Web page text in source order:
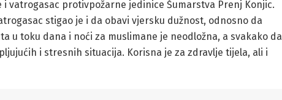
i vatrogasac protivpožarne jedinice Šumarstva Prenj Konjic.
stigao je i da obavi vjersku dužnost, odnosno da
u toku dana i noći za muslimane je neodložna, a svakako da
i stresnih situacija. Korisna je za zdravlje tijela, ali i